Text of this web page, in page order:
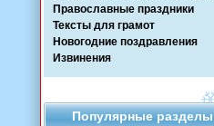
Православные праздники
Тексты для грамот
Новогодние поздравления
Извинения
Популярные разделы